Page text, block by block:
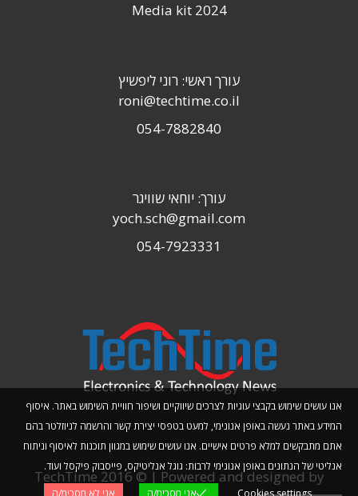
אנו עושים שימוש בקבצי עוגיות לצרכים שיווקיים ושיפור חוויית השימוש באתר. איסוף
המידע באתר נעשה באופן אנונימי, למעט בטפסי יצירת קשר והרשמה לניוזלטר בהם
אתם מתבקשים למלא פרטים אישיים. אנו עושים שימוש במגוון תוכנות לאיסוף וניתוח
אנליטי של הנתונים באופן אנונימי לרבות: גוגל אנליטיקס, פייסבוק פיקסל ועוד.
Cookies settings
אני מסכימ/ה אני לא מסכימ/ה
Media kit 2024
עורך ראשי: רוני ליפשיץ
roni@techtime.co.il
054-7882840
עורך: יוחאי שוויגר
yoch.sch@gmail.com
054-7923331
TechTime 2016 © | Powered and designed by